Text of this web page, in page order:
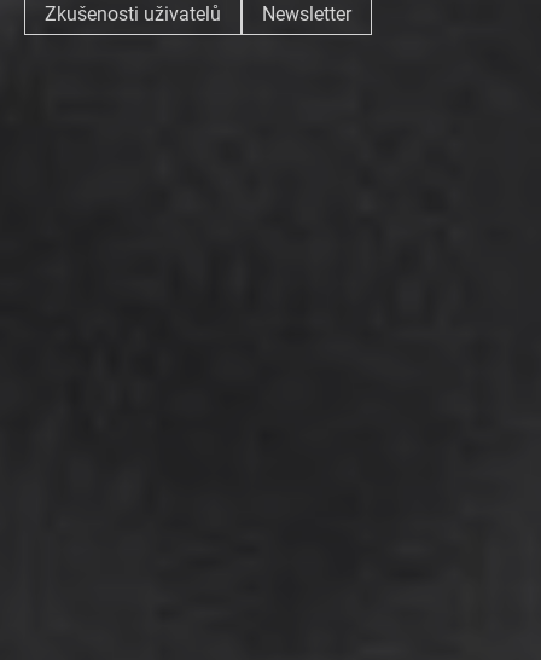
Zkušenosti uživatelů
Newsletter